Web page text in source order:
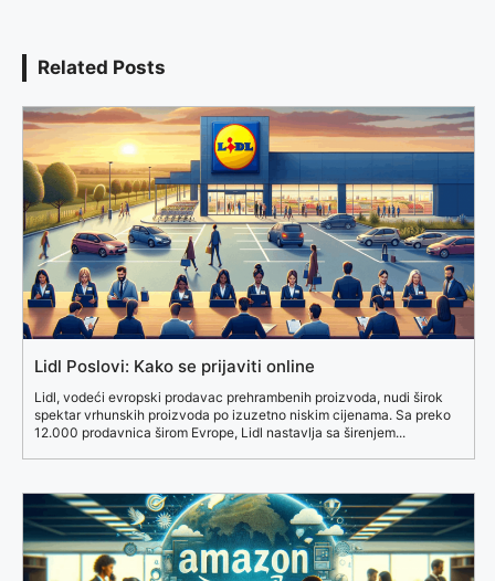
Related Posts
Lidl Poslovi: Kako se prijaviti online
Lidl, vodeći evropski prodavac prehrambenih proizvoda, nudi širok
spektar vrhunskih proizvoda po izuzetno niskim cijenama. Sa preko
12.000 prodavnica širom Evrope, Lidl nastavlja sa širenjem...